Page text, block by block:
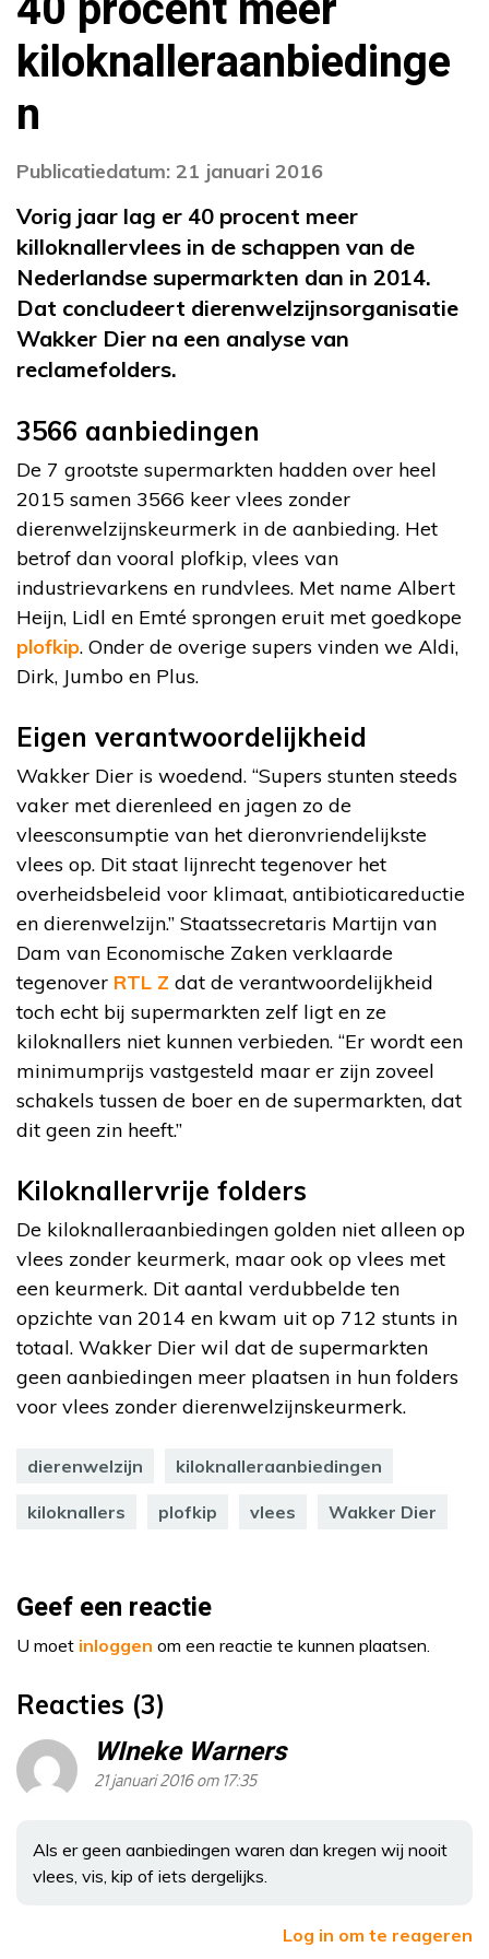
kiloknalleraanbiedinge
n
Publicatiedatum: 21 januari 2016
Vorig jaar lag er 40 procent meer
killoknallervlees in de schappen van de
Nederlandse supermarkten dan in 2014.
Dat concludeert dierenwelzijnsorganisatie
Wakker Dier na een analyse van
reclamefolders.
3566 aanbiedingen
De 7 grootste supermarkten hadden over heel
2015 samen 3566 keer vlees zonder
dierenwelzijnskeurmerk in de aanbieding. Het
betrof dan vooral plofkip, vlees van
industrievarkens en rundvlees. Met name Albert
Heijn, Lidl en Emté sprongen eruit met goedkope
plofkip. Onder de overige supers vinden we Aldi,
Dirk, Jumbo en Plus.
Eigen verantwoordelijkheid
Wakker Dier is woedend. “Supers stunten steeds
vaker met dierenleed en jagen zo de
vleesconsumptie van het dieronvriendelijkste
vlees op. Dit staat lijnrecht tegenover het
overheidsbeleid voor klimaat, antibioticareductie
en dierenwelzijn.” Staatssecretaris Martijn van
Dam van Economische Zaken verklaarde
tegenover RTL Z dat de verantwoordelijkheid
toch echt bij supermarkten zelf ligt en ze
kiloknallers niet kunnen verbieden. “Er wordt een
minimumprijs vastgesteld maar er zijn zoveel
schakels tussen de boer en de supermarkten, dat
dit geen zin heeft.”
Kiloknallervrije folders
De kiloknalleraanbiedingen golden niet alleen op
vlees zonder keurmerk, maar ook op vlees met
een keurmerk. Dit aantal verdubbelde ten
opzichte van 2014 en kwam uit op 712 stunts in
totaal. Wakker Dier wil dat de supermarkten
geen aanbiedingen meer plaatsen in hun folders
voor vlees zonder dierenwelzijnskeurmerk.
dierenwelzijn kiloknalleraanbiedingen
kiloknallers plofkip vlees Wakker Dier
Geef een reactie
U moet inloggen om een reactie te kunnen plaatsen.
Reacties (3)
WIneke Warners
21 januari 2016 om 17:35
Als er geen aanbiedingen waren dan kregen wij nooit
vlees, vis, kip of iets dergelijks.
Log in om te reageren